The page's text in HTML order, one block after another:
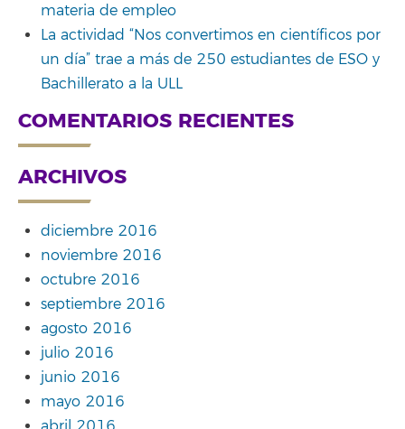
materia de empleo
La actividad “Nos convertimos en científicos por
un día” trae a más de 250 estudiantes de ESO y
Bachillerato a la ULL
COMENTARIOS RECIENTES
ARCHIVOS
diciembre 2016
noviembre 2016
octubre 2016
septiembre 2016
agosto 2016
julio 2016
junio 2016
mayo 2016